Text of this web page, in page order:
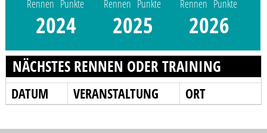
Rennen Punkte
2024
Rennen Punkte
2025
Rennen Punkte
2026
NÄCHSTES RENNEN ODER TRAINING
DATUM VERANSTALTUNG ORT